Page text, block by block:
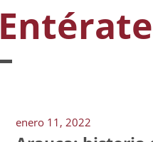
Entérate
enero 11, 2022